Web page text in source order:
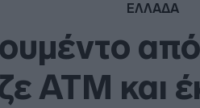
ΕΛΛΑΔΑ
ATM και